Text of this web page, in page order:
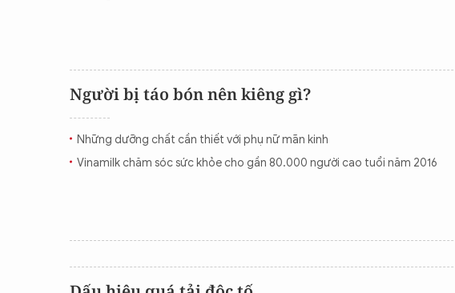
Người bị táo bón nên kiêng gì?
Những dưỡng chất cần thiết với phụ nữ mãn kinh
Vinamilk chăm sóc sức khỏe cho gần 80.000 người cao tuổi năm 2016